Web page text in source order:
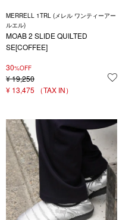
MERRELL 1TRL (メレル ワンティーアー
ルエル)
MOAB 2 SLIDE QUILTED
SE[COFFEE]
30%OFF
¥19,250
¥ 13,475